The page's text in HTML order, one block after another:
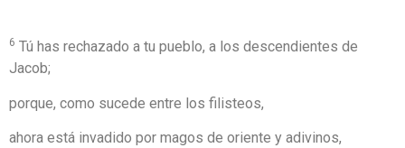
6 Tú has rechazado a tu pueblo, a los descendientes de
Jacob;
porque, como sucede entre los filisteos,
ahora está invadido por magos de oriente y adivinos,